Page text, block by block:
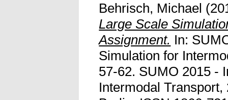
Behrisch, Michael
Large Scale
Assignment. In:
Simulation for
57-62. SUMO 2015 -
Intermodal